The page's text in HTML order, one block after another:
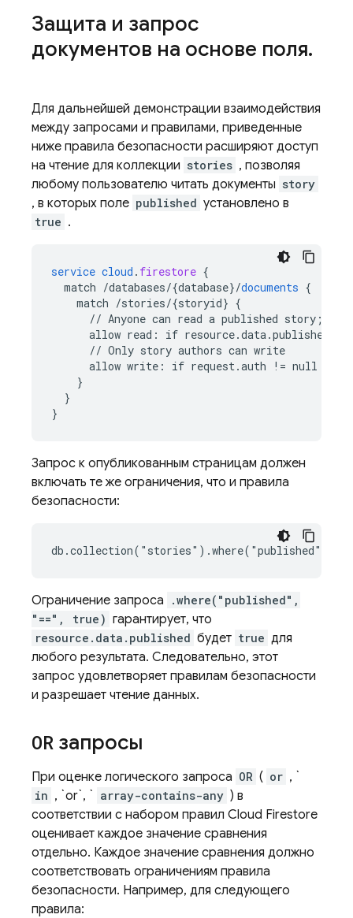
Защита и запрос
документов на основе поля.
Для дальнейшей демонстрации взаимодействия
между запросами и правилами, приведенные
ниже правила безопасности расширяют доступ
на чтение для коллекции stories , позволяя
любому пользователю читать документы story
, в которых поле published установлено в
true .
service cloud . firestore {
match /databases/{database}/documents {
match /stories/{storyid} {
// Anyone can read a published story ;
allow read : if resource.data.published
// Only story authors can write
allow write : if request.auth != null
}
}
}
Запрос к опубликованным страницам должен
включать те же ограничения, что и правила
безопасности:
Ограничение запроса
.where("published",
"==", true) гарантирует, что
resource.data.published будет true для
любого результата. Следовательно, этот
запрос удовлетворяет правилам безопасности
и разрешает чтение данных.
OR запросы
При оценке логического запроса OR ( or , `
in , `or`, ` array-contains-any ) в
соответствии с набором правил Cloud Firestore
оценивает каждое значение сравнения
отдельно. Каждое значение сравнения должно
соответствовать ограничениям правила
безопасности. Например, для следующего
правила: